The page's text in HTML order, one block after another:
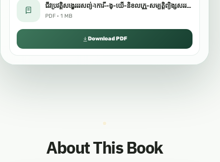
ជីវប្រវត្តិសង្ខេរររសព្យ់-ាការ-ី-ង្-យើ-និខលក្ណេ-សម្បត្តិព្យិង្សសររសគា់-ត្.pdf
PDF · 1 MB
Download PDF
About This Book